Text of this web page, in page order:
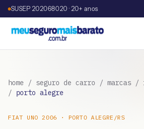
SUSEP 202068020 · 20+ anos
home / seguro de carro / marcas /
/ porto alegre
FIAT UNO 2006 · PORTO ALEGRE /RS